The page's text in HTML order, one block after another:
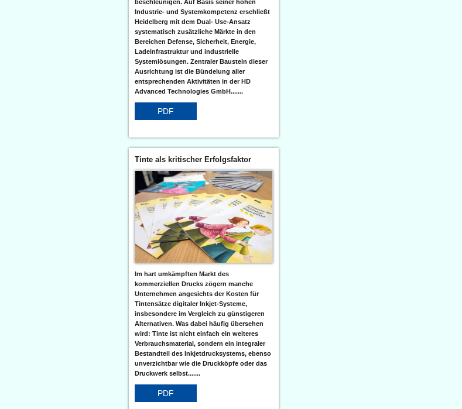
beschleunigen. Auf Basis seiner hohen
Industrie- und Systemkompetenz erschließt
Heidelberg mit dem Dual- Use-Ansatz
systematisch zusätzliche Märkte in den
Bereichen Defense, Sicherheit, Energie,
Ladeinfrastruktur und industrielle
Systemlösungen. Zentraler Baustein dieser
Ausrichtung ist die Bündelung aller
entsprechenden Aktivitäten in der HD
Advanced Technologies GmbH.......
PDF
Tinte als kritischer Erfolgsfaktor
Im hart umkämpften Markt des
kommerziellen Drucks zögern manche
Unternehmen angesichts der Kosten für
Tintensätze digitaler Inkjet-Systeme,
insbesondere im Vergleich zu günstigeren
Alternativen. Was dabei häufig übersehen
wird: Tinte ist nicht einfach ein weiteres
Verbrauchsmaterial, sondern ein integraler
Bestandteil des Inkjetdrucksystems, ebenso
unverzichtbar wie die Druckköpfe oder das
Druckwerk selbst.......
PDF